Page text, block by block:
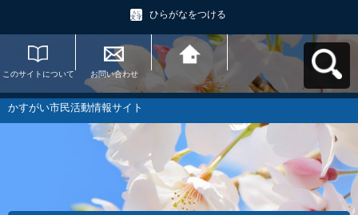
ひらがなをつける
このサイトについて お問い合わせ
かすがい市民活動情
報サイトへ戻る
かすがい市民活動情報サイト